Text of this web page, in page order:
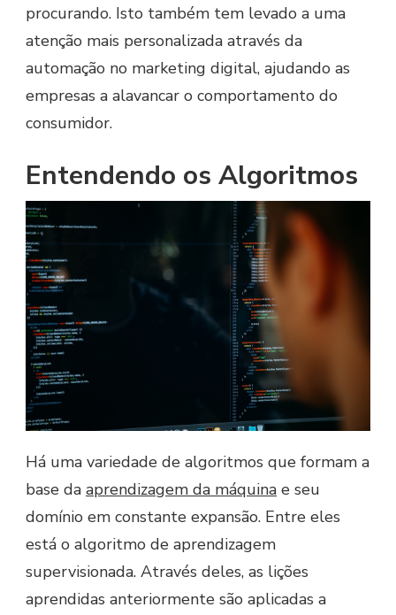
procurando. Isto também tem levado a uma
atenção mais personalizada através da
automação no marketing digital, ajudando as
empresas a alavancar o comportamento do
consumidor.
Entendendo os Algoritmos
Há uma variedade de algoritmos que formam a
base da aprendizagem da máquina e seu
domínio em constante expansão. Entre eles
está o algoritmo de aprendizagem
supervisionada. Através deles, as lições
aprendidas anteriormente são aplicadas a